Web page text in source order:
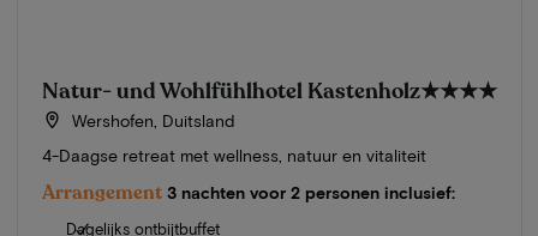
Natur- und Wohlfühlhotel Kastenholz★★★★
Wershofen, Duitsland
4-Daagse retreat met wellness, natuur en vitaliteit
Arrangement 3 nachten voor 2 personen inclusief:
Dagelijks ontbijtbuffet